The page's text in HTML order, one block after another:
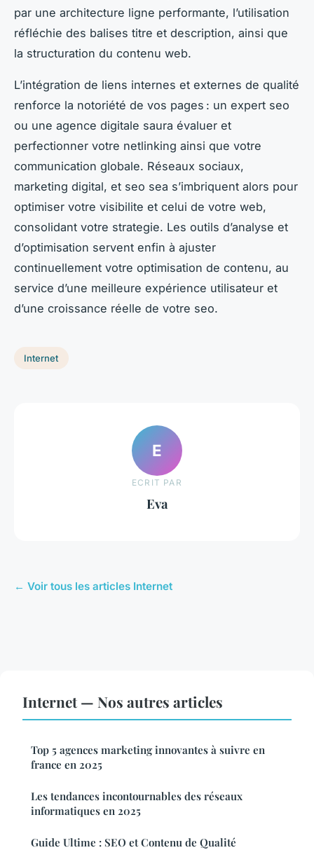
par une architecture ligne performante, l’utilisation
réfléchie des balises titre et description, ainsi que
la structuration du contenu web.
L’intégration de liens internes et externes de qualité
renforce la notoriété de vos pages : un expert seo
ou une agence digitale saura évaluer et
perfectionner votre netlinking ainsi que votre
communication globale. Réseaux sociaux,
marketing digital, et seo sea s’imbriquent alors pour
optimiser votre visibilite et celui de votre web,
consolidant votre strategie. Les outils d’analyse et
d’optimisation servent enfin à ajuster
continuellement votre optimisation de contenu, au
service d’une meilleure expérience utilisateur et
d’une croissance réelle de votre seo.
Internet
E
ECRIT PAR
Eva
← Voir tous les articles Internet
Internet — Nos autres articles
Top 5 agences marketing innovantes à suivre en
france en 2025
Les tendances incontournables des réseaux
informatiques en 2025
Guide Ultime : SEO et Contenu de Qualité